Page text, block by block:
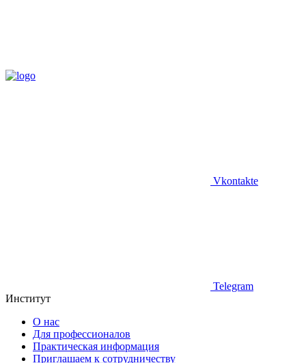
Vkontakte
Telegram
Институт
О нас
Для профессионалов
Практическая информация
Приглашаем к сотрудничеству